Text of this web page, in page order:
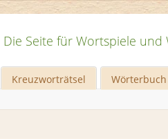
Die Seite für Wortspiele und
Kreuzworträtsel Wörterbuch